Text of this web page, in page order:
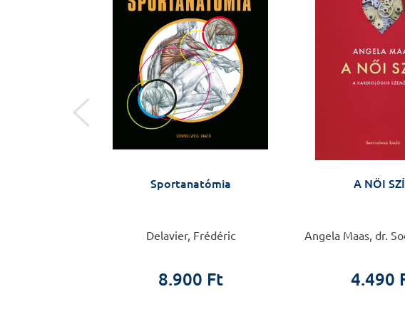
Sportanatómia
Delavier, Frédéric
8.900 Ft
A NŐI
Angela Maas, dr.
4.490